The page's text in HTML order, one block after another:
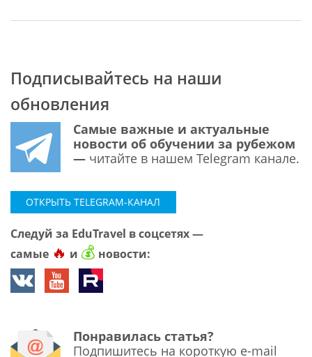
Подписывайтесь на наши
обновления
Самые важные и актуальные
новости об обучении за рубежом
— читайте в нашем Telegram канале.
ОТКРЫТЬ TELEGRAM-КАНАЛ
Следуй за EduTravel в соцсетях —
самые 🔥 и 💰 новости:
Понравилась статья?
Подпишитесь на короткую e-mail